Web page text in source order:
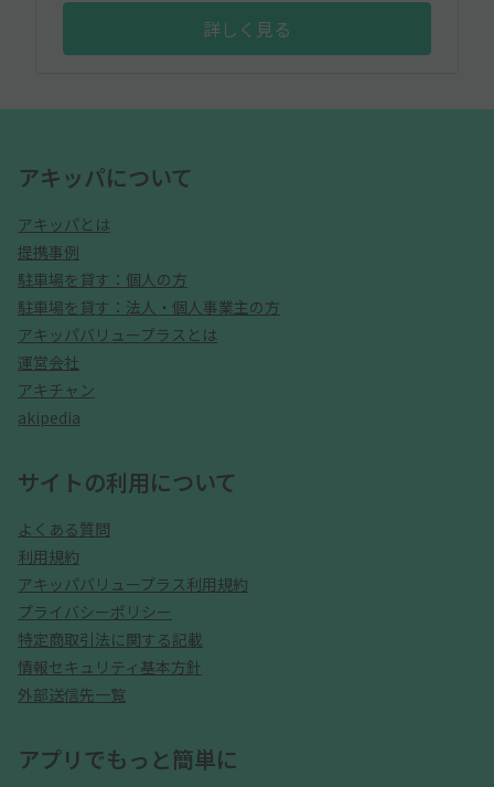
詳しく見る
アキッパについて
アキッパとは
提携事例
駐車場を貸す：個人の方
駐車場を貸す：法人・個人事業主の方
アキッパバリュープラスとは
運営会社
アキチャン
akipedia
サイトの利用について
よくある質問
利用規約
アキッパバリュープラス利用規約
プライバシーポリシー
特定商取引法に関する記載
情報セキュリティ基本方針
外部送信先一覧
アプリでもっと簡単に